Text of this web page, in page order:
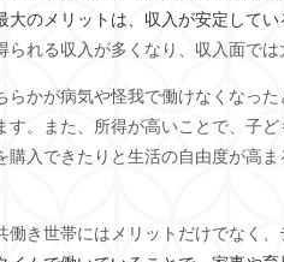
大のメリットは、収入が安定してい
られる収入が多くなり、収入面では
らかが病気や怪我で働けなくなっ
す。また、所得が高いことで、子
購入できたりと生活の自由度が高
働き世帯にはメリットだけでなく